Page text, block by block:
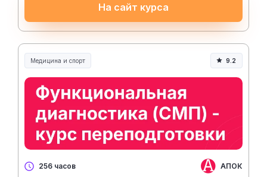
На сайт курса
Медицина и спорт
Медицина, спорт и здоровье
9.2
256 часов АПОК